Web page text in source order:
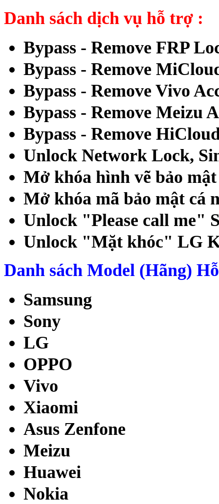
Danh sách dịch vụ hỗ trợ :
Bypass - Remove FRP
Bypass - Remove
Bypass - Remove Vivo
Bypass - Remove Meizu
Bypass - Remove
Unlock Network Lock,
Mở khóa hình vẽ bảo
Mở khóa mã bảo mật cá
Unlock "Please call me"
Unlock "Mặt khóc" LG
Danh sách Model (Hãng)
Samsung
Sony
LG
OPPO
Vivo
Xiaomi
Asus Zenfone
Meizu
Huawei
Nokia